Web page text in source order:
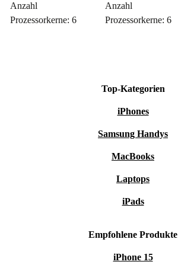
Anzahl
Prozessorkerne: 6
Anzahl
Prozessorkerne: 6
Top-Kategorien
iPhones
Samsung Handys
MacBooks
Laptops
iPads
Empfohlene Produkte
iPhone 15